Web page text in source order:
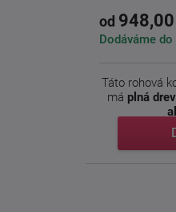
od
Dodáváme
Táto rohová
má plná